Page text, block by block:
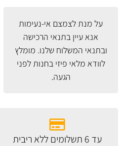
על מנת לצמצם אי-נעימות
אנא עיין בתנאי הרכישה
ובתנאי המשלוח שלנו. מומלץ
לוודא מלאי פיזי בחנות לפני
הגעה.
עד 6 תשלומים ללא ריבית